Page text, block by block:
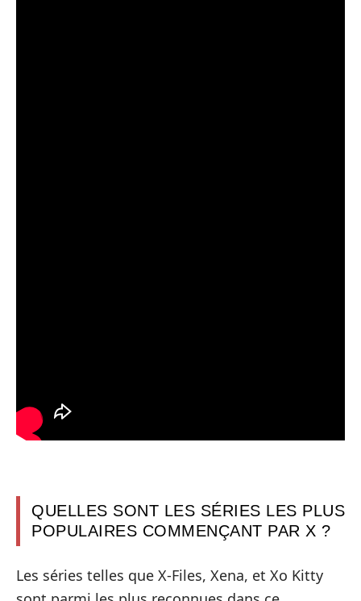
QUELLES SONT LES SÉRIES LES PLUS
POPULAIRES COMMENÇANT PAR X ?
Les séries telles que X-Files, Xena, et Xo Kitty